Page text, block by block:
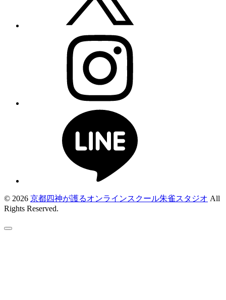
© 2026 京都四神が護るオンラインスクール朱雀スタジオ All
Rights Reserved.